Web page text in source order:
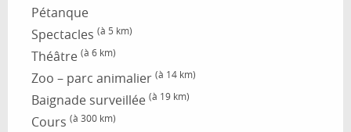
Pétanque
Spectacles (à 5 km)
Théâtre (à 6 km)
Zoo – parc animalier (à 14 km)
Baignade surveillée (à 19 km)
Cours (à 300 km)